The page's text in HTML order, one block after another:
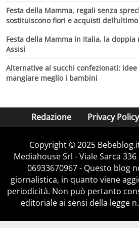
Festa della Mamma, regali senza
sostituiscono fiori e acquisti
Festa della Mamma in Italia, la
Assisi
Alternative ai succhi confezionati:
mangiare meglio i bambini
Redazione Privacy Policy
Copyright © 2025
Mediahouse Srl - Viale Sarca
06933670967 - Questo blog
giornalistica, in quanto viene
periodicità. Non può pertanto
editoriale ai sensi della legge